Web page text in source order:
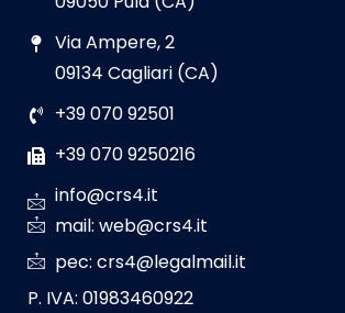
Via Ampere, 2
09134 Cagliari (CA)
+39 070 92501
+39 070 9250216
info@crs4.it
mail: web@crs4.it
pec: crs4@legalmail.it
P. IVA: 01983460922